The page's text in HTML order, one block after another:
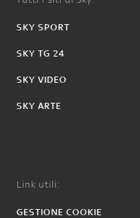
SKY SPORT
SKY TG 24
SKY VIDEO
SKY ARTE
Link utili:
GESTIONE COOKIE